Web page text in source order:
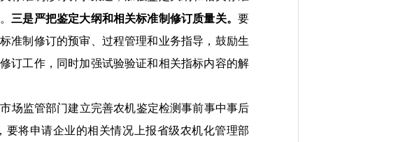
三是严把鉴定大纲和相关标准制修订质量关。要
标准制修订的预审、 过程管理和业务指导，鼓励生
订工作，同时加强试验验证和相关指标内容的解
场监管部门建立完善农机鉴定检测事前事中事后
要将申请企业的相关情况 上报省级农机化管理部